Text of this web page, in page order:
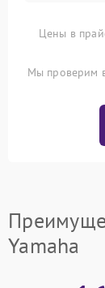
Цены в
Мы проверим
Yamaha